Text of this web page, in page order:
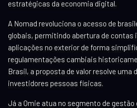
estratégicas da economia digital.
A Nomad revoluciona o acesso de
globais, permitindo abertura de contas
aplicações no exterior de forma
regulamentações cambiais
Brasil, a proposta de valor resolve uma
investidores pessoas físicas.
Já a Omie atua no segmento de gestão